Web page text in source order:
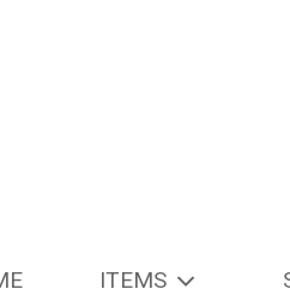
ITEMS